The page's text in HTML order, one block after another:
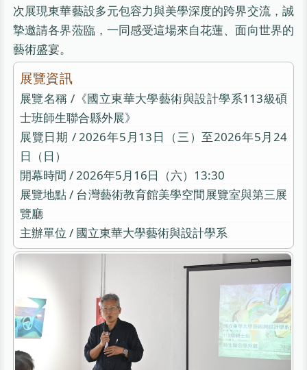
次展現東華藝設多元包容力與美學深度的跨界交流，誠
摯邀請各界蒞臨，一同感受這場來自花蓮、面向世界的
藝術盛宴。
展覽資訊
展覽名稱 /《國立東華大學藝術與設計學系113級碩
士班師生聯合縣外展》
展覽日期 / 2026年5月13日（三）至2026年5月24
日（日）
開幕時間 / 2026年5月16日（六）13:30
展覽地點 / 台灣藝術教育館美學空間展覽室與第三展
覽廳
主辦單位 / 國立東華大學藝術與設計學系